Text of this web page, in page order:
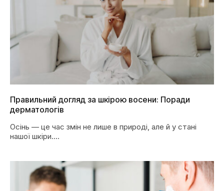
Правильний догляд за шкірою восени: Поради
дерматологів
Осінь — це час змін не лише в природі, але й у стані
нашої шкіри.…